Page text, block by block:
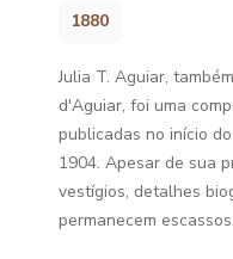
1880
Julia T. Aguiar,
d'Aguiar, foi uma
publicadas no início
1904. Apesar de sua
vestígios, detalhes
permanecem escassos.